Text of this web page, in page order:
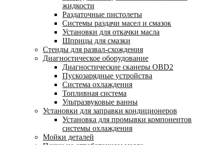
жидкости
Раздаточные пистолеты
Системы раздачи масел и смазок
Установки для откачки масла
Шприцы для смазки
Стенды для развал-схождения
Диагностическое оборудование
Диагностические сканеры OBD2
Пускозарядные устройства
Система охлаждения
Топливная система
Ультразвуковые ванны
Установки для заправки кондиционеров
Установка для промывки компонентов
системы охлаждения
Мойки деталей